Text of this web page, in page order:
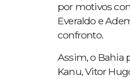
por motivos
Everaldo e
confronto.
Assim, o Bahia
Kanu, Vitor